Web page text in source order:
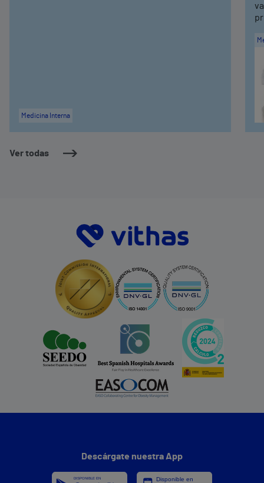
Ver todas
Medicina Interna
Descárgate nuestra App